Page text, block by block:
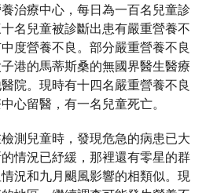
治療中心，每日為一百名兒童診
名兒童被診斷出患有嚴重營養不
度營養不良。部分嚴重營養不良
港的馬蒂斯桑的無國界醫生醫療
院。現時有十四名嚴重營養不良
心留醫，有一名兒童死亡。
測兒童時，發現危急的病患已大
情況已紓緩，那裡還有零星的群
況和九月颶風影響的相類似。現